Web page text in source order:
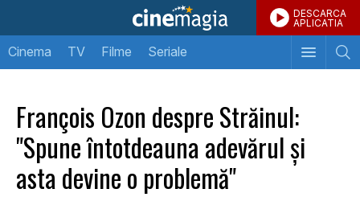
DESCARCA
APLICATIA
Cinema TV Filme Seriale
François Ozon despre Străinul:
"Spune întotdeauna adevărul şi
asta devine o problemă"